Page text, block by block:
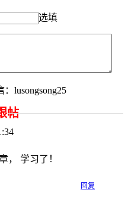
选填
：lusongsong25
帖
， 学习了！
回复